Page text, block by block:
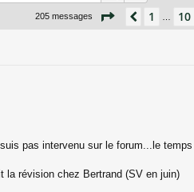
205 messages Page 12 sur14
1 10
pas intervenu sur le forum...le
la révision chez Bertrand (SV en juin)